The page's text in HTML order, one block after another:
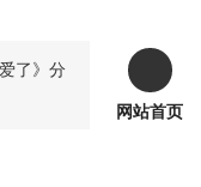
了》分
网站首页